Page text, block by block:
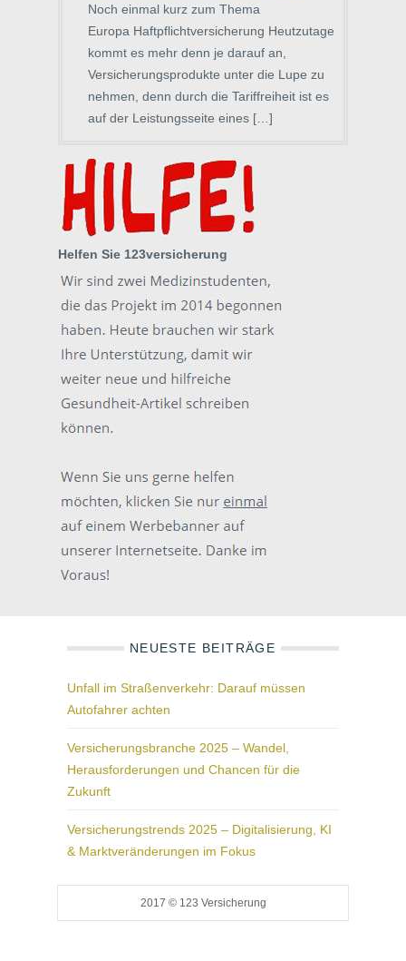
Noch einmal kurz zum Thema
Europa Haftpflichtversicherung Heutzutage
kommt es mehr denn je darauf an,
Versicherungsprodukte unter die Lupe zu
nehmen, denn durch die Tariffreiheit ist es
auf der Leistungsseite eines […]
Helfen Sie 123versicherung
NEUESTE BEITRÄGE
Unfall im Straßenverkehr: Darauf müssen
Autofahrer achten
Versicherungsbranche 2025 – Wandel,
Herausforderungen und Chancen für die
Zukunft
Versicherungstrends 2025 – Digitalisierung, KI
& Marktveränderungen im Fokus
2017 © 123 Versicherung